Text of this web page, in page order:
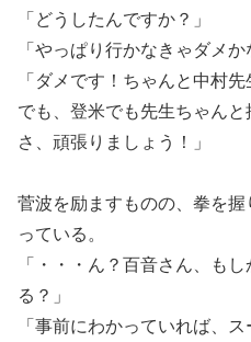
「どうしたんですか？」
「やっぱり行かなきゃダメか
「ダメです！ちゃんと中村
でも、登米でも先生ちゃんと
さ、頑張りましょう！」
菅波を励ますものの、拳を
っている。
「・・・ん？百音さん、も
る？」
「事前にわかっていれば、